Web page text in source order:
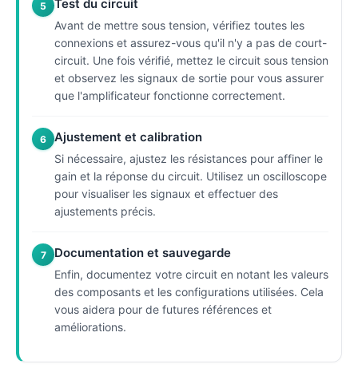
5 Test du circuit
Avant de mettre sous tension, vérifiez toutes les
connexions et assurez-vous qu'il n'y a pas de court-
circuit. Une fois vérifié, mettez le circuit sous tension
et observez les signaux de sortie pour vous assurer
que l'amplificateur fonctionne correctement.
6 Ajustement et calibration
Si nécessaire, ajustez les résistances pour affiner le
gain et la réponse du circuit. Utilisez un oscilloscope
pour visualiser les signaux et effectuer des
ajustements précis.
7 Documentation et sauvegarde
Enfin, documentez votre circuit en notant les valeurs
des composants et les configurations utilisées. Cela
vous aidera pour de futures références et
améliorations.